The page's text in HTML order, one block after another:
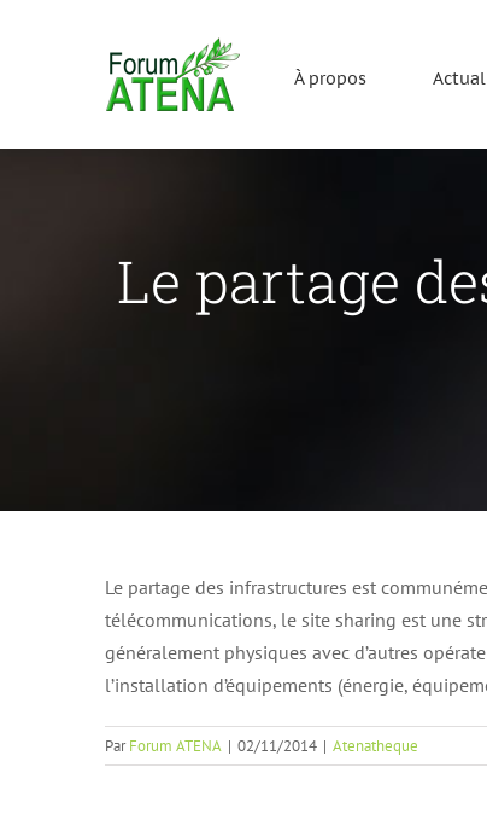
À propos
Le partage
Le partage des infrastructures est
télécommunications, le site sharing est une
généralement physiques avec d’autres
l’installation d’équipements (énergie,
ParForum ATENA | 02/11/2014 | Atenatheque